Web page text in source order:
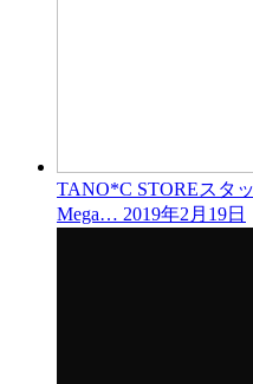
TANO*C STOREスタ
Mega… 2019年2月19日